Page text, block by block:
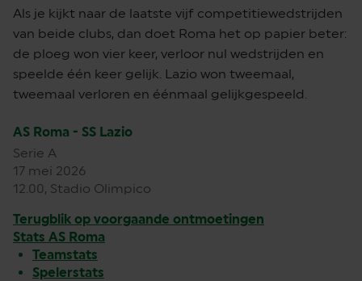
Als je kijkt naar de laatste vijf competitiewedstrijden
van beide clubs, dan doet Roma het op papier beter:
de ploeg won vier keer, verloor nul wedstrijden en
speelde één keer gelijk. Lazio won tweemaal,
tweemaal verloren en éénmaal gelijkgespeeld.
AS Roma - SS Lazio
Serie A
17 mei 2026
12.00, Stadio Olimpico
Terugblik op voorgaande ontmoetingen
Stats AS Roma
Teamstats
Spelerstats